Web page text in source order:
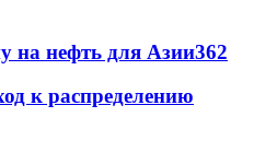
на нефть для Азии362
к распределению